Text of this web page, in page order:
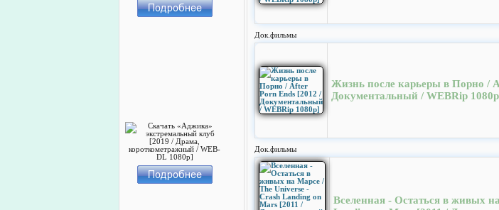
Док.фильмы
Жизнь после карьеры в Порно /
Документальный / WEBRip
Док.фильмы
Вселенная - Остаться в живых